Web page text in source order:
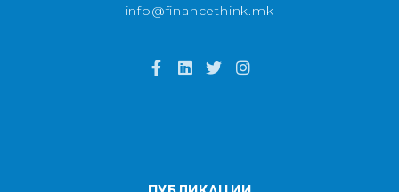
info@financethink.mk